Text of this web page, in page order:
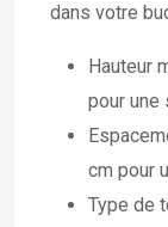
dans votre
Hauteur
pour une
cm pour
Type de